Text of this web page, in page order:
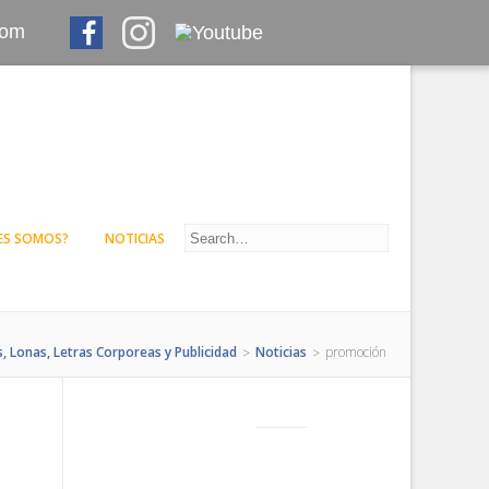
SOMOS? NOTICIAS
Letras Corporeas y Publicidad > Noticias > promoción